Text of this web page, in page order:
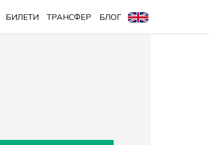
БИЛЕТИ ТРАНСФЕР БЛОГ